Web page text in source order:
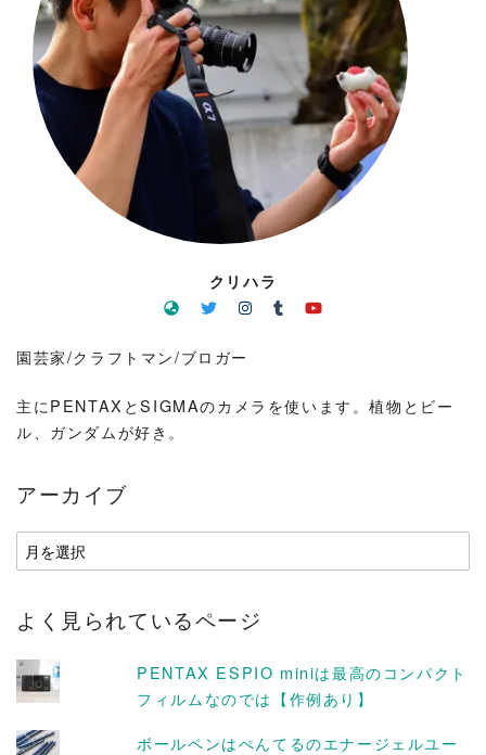
クリハラ
園芸家/クラフトマン/ブロガー
主にPENTAXとSIGMAのカメラを使います。植物とビー
ル、ガンダムが好き。
アーカイブ
ア
ー
イ
よく見られているページ
PENTAX ESPIO miniは最高のコンパクト
フィルムなのでは【作例あり】
ボールペンはぺんてるのエナージェルユー